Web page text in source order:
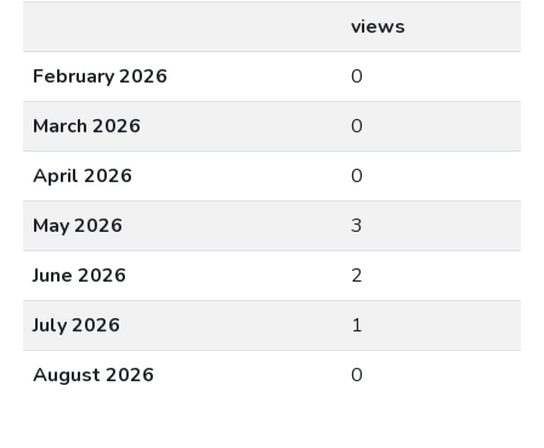
views
February 2026
0
March 2026
0
April 2026
0
May 2026
3
June 2026
2
July 2026
1
August 2026
0